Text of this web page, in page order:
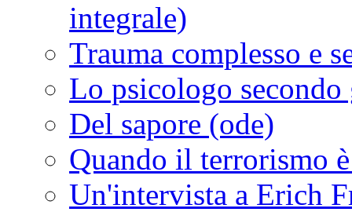
integrale)
Trauma complesso e
Lo psicologo
Del sapore (ode)
Quando il terrorismo
Un'intervista a Erich